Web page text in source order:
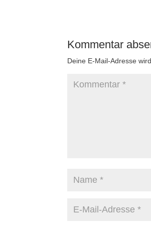
Kommentar
Deine E-Mail-Adresse